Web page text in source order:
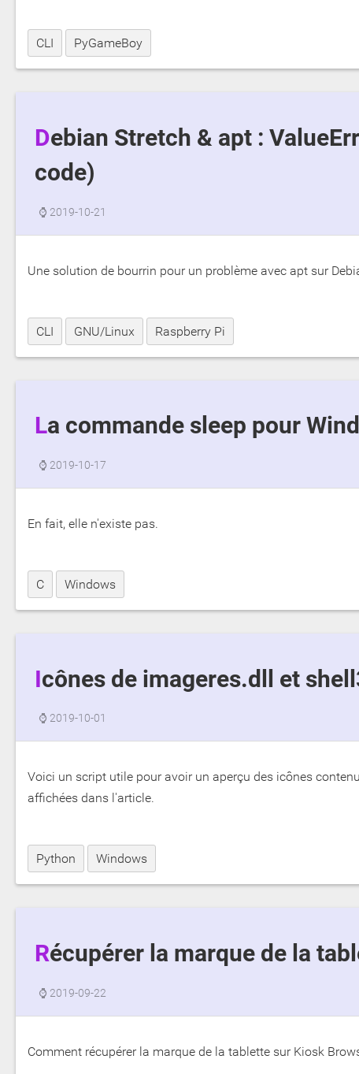
CLI PyGameBoy
Debian Stretch & apt : ValueError: bad marshal data (unknown type
code)
⌚ 2019-10-21
Une solution de bourrin pour un problème avec apt sur
CLI GNU/Linux Raspberry Pi
La commande sleep pour
⌚ 2019-10-17
En fait, elle n'existe pas.
C Windows
Icônes de imageres.dll et
⌚ 2019-10-01
Voici un script utile pour avoir un aperçu des icônes
affichées dans l'article.
Python Windows
Récupérer la marque de la
⌚ 2019-09-22
Comment récupérer la marque de la tablette sur Kiosk